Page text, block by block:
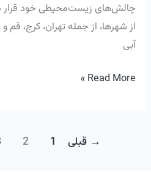
چالش‌های زیست‌محیطی خود قرار
از شهرها، از جمله تهران، کرج، قم
آبی
Read More »
→ قبلی 1
2